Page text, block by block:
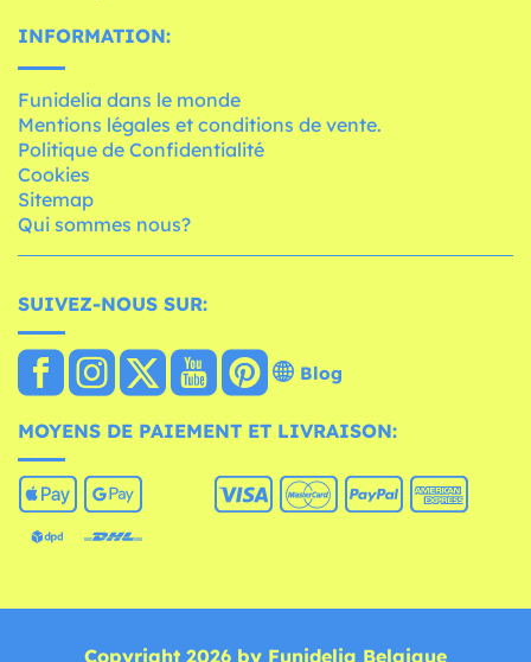
INFORMATION:
Funidelia dans le monde
Mentions légales et conditions de vente.
Politique de Confidentialité
Cookies
Sitemap
Qui sommes nous?
SUIVEZ-NOUS SUR:
Blog
MOYENS DE PAIEMENT ET LIVRAISON:
Copyright 2026 by Funidelia Belgique